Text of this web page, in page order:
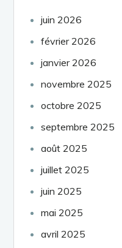
juin 2026
février 2026
janvier 2026
novembre 2025
octobre 2025
septembre 2025
août 2025
juillet 2025
juin 2025
mai 2025
avril 2025